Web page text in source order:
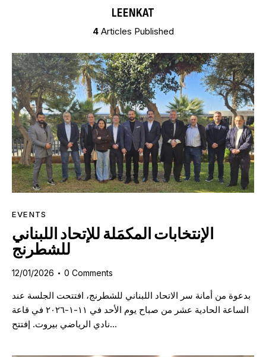
LEENKAT
4Articles Published
EVENTS
الإنتخابات المكمَلة للإتحاد اللبناني
للشطرنج
12/01/2026 0 Comments
بدعوة من أمانة سر الاتحاد اللبناني للشطرنج، افتتحت الجلسة عند
الساعة الحادية عشر من صباح يوم الأحد في ١١-١-٢٠٢٦ في قاعة
نادي الرياضي بيروت. إفتتح…